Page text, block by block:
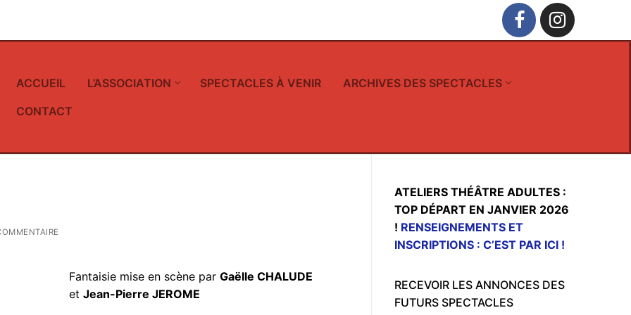
ACCUEIL L’ASSOCIATION SPECTACLES À VENIR
ARCHIVES DES SPECTACLES
CONTACT
Fantaisie mise en scène parGaëlle CHALUDE
etJean-Pierre JEROME
ATELIERS THÉÂTRE ADULTES :
TOP DÉPART EN JANVIER 2026
! RENSEIGNEMENTS ET
INSCRIPTIONS : C’EST PAR ICI !
RECEVOIR LES ANNONCES DES
FUTURS SPECTACLES